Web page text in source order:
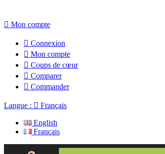
 Mon compte
 Connexion
 Mon compte
 Coups de cœur
 Comparer
 Commander
Langue :  Français
English
Français